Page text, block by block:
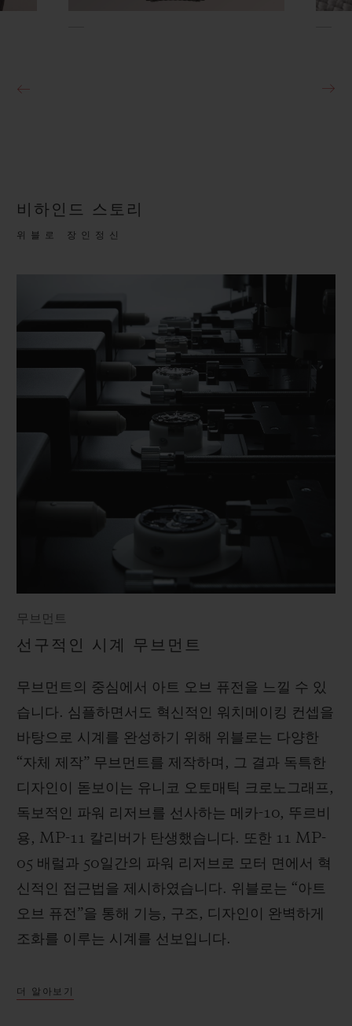
비하인드 스토리
위블로 장인정신
무브먼트
선구적인 시계 무브먼트
무브먼트의 중심에서 아트 오브 퓨전을 느낄 수 있
습니다. 심플하면서도 혁신적인 워치메이킹 컨셉을
바탕으로 시계를 완성하기 위해 위블로는 다양한
“자체 제작” 무브먼트를 제작하며, 그 결과 독특한
디자인이 돋보이는 유니코 오토매틱 크로노그래프,
독보적인 파워 리저브를 선사하는 메카-10, 뚜르비
용, MP-11 칼리버가 탄생했습니다. 또한 11 MP-
05 배럴과 50일간의 파워 리저브로 모터 면에서 혁
신적인 접근법을 제시하였습니다. 위블로는 “아트
오브 퓨전”을 통해 기능, 구조, 디자인이 완벽하게
조화를 이루는 시계를 선보입니다.
더 알아보기